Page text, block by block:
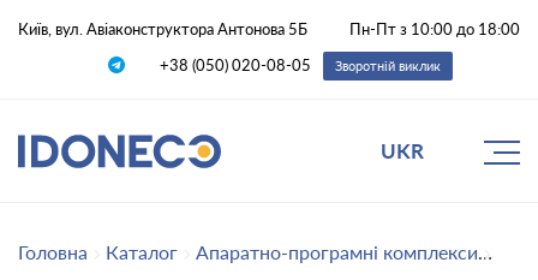
Київ, вул. Авіаконструктора Антонова 5Б
Пн-Пт з 10:00 до 18:00
+38 (050) 020-08-05
Зворотній виклик
UKR
Головна Каталог Апаратно-програмні комплекси